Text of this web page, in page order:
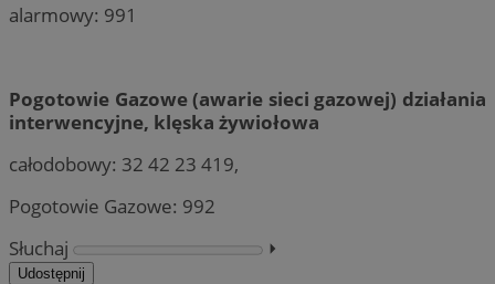
alarmowy: 991
Pogotowie Gazowe (awarie sieci gazowej) działania
interwencyjne, klęska żywiołowa
całodobowy: 32 42 23 419,
Pogotowie Gazowe: 992
Słuchaj
⏵︎
Udostępnij